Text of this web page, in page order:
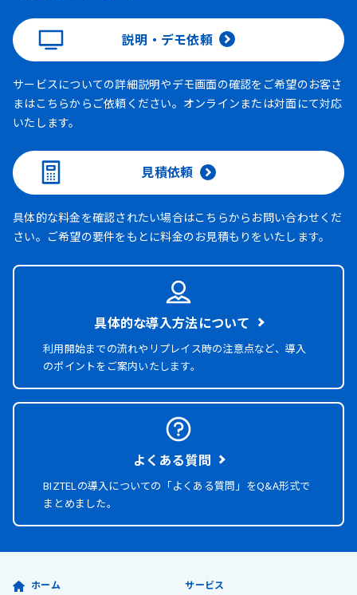
説明・デモ依頼
サービスについての詳細説明やデモ画面の確認をご希望のお客さ
まはこちらからご依頼ください。オンラインまたは対面にて対応
いたします。
見積依頼
具体的な料金を確認されたい場合はこちらからお問い合わせくだ
さい。ご希望の要件をもとに料金のお見積もりをいたします。
具体的な導入方法について
利用開始までの流れやリプレイス時の注意点など、導入
のポイントをご案内いたします。
よくある質問
BIZTELの導入についての「よくある質問」をQ&A形式で
まとめました。
ホーム
サービス